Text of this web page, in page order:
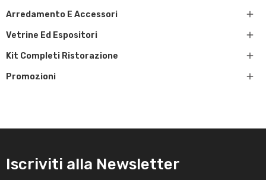
Arredamento E Accessori 
Vetrine Ed Espositori 
Kit Completi Ristorazione 
Promozioni 
Iscriviti alla Newsletter